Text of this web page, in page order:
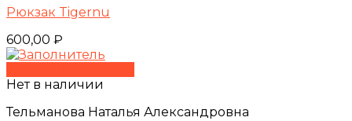
Рюкзак Tigernu
600,00 ₽
Нет в наличии
Тельманова Наталья Александровна